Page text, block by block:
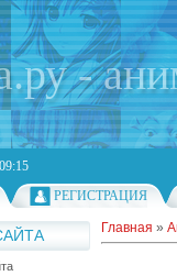
-
РЕГИСТРАЦИЯ
Главная »